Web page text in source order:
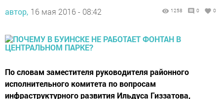
автор, 16 мая 2016 - 08:42 1258 0 0
По словам заместителя руководителя районного
исполнительного комитета по вопросам
инфраструктурного развития Ильдуса Гиззатова,